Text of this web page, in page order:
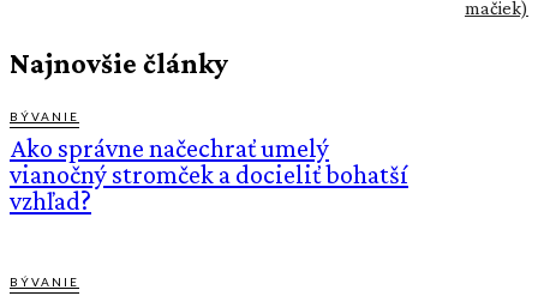
mačiek)
Najnovšie články
BÝVANIE
Ako správne načechrať umelý
vianočný stromček a docieliť bohatší
vzhľad?
BÝVANIE